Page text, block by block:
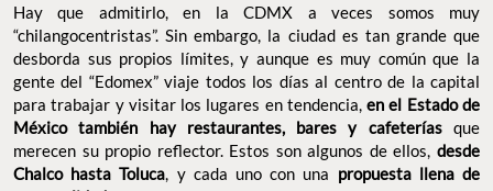
Hay que admitirlo, en la CDMX a veces somos muy
“chilangocentristas”. Sin embargo, la ciudad es tan grande que
desborda sus propios límites, y aunque es muy común que la
gente del “Edomex” viaje todos los días al centro de la capital
para trabajar y visitar los lugares en tendencia,en el Estado de
México también hay restaurantes, bares y cafeteríasque
merecen su propio reflector. Estos son algunos de ellos, desde
Chalco hasta Toluca, y cada uno con una propuesta llena de